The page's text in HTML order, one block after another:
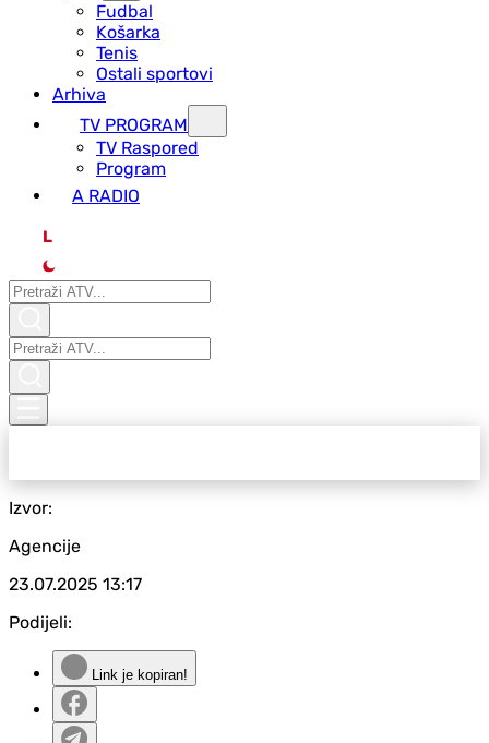
Fudbal
Košarka
Tenis
Ostali sportovi
Arhiva
TV PROGRAM
ТV Raspored
Program
A RADIO
L
Izvor:
Agencije
23.07.2025 13:17
Podijeli:
Link je kopiran!